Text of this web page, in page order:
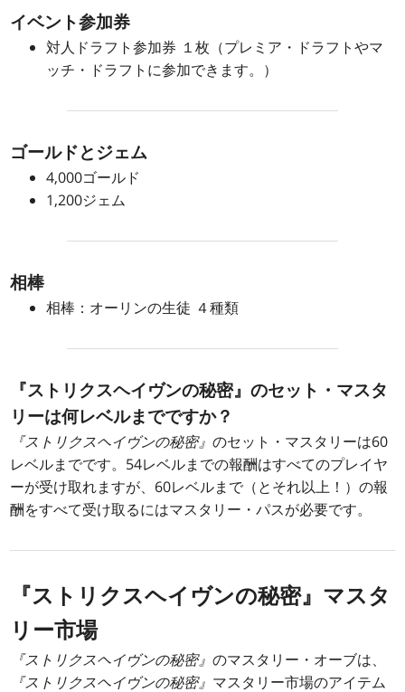
イベント参加券
対人ドラフト参加券 １枚（プレミア・ドラフトやマ
ッチ・ドラフトに参加できます。）
ゴールドとジェム
4,000ゴールド
1,200ジェム
相棒
相棒：オーリンの生徒 ４種類
『ストリクスヘイヴンの秘密』のセット・マスタ
リーは何レベルまでですか？
『ストリクスヘイヴンの秘密』のセット・マスタリーは60
レベルまでです。54レベルまでの報酬はすべてのプレイヤ
ーが受け取れますが、60レベルまで（とそれ以上！）の報
酬をすべて受け取るにはマスタリー・パスが必要です。
『ストリクスヘイヴンの秘密』マスタ
リー市場
『ストリクスヘイヴンの秘密』のマスタリー・オーブは、
『ストリクスヘイヴンの秘密』 マスタリー市場のアイテム